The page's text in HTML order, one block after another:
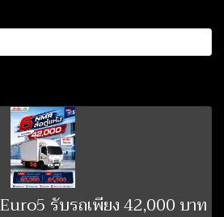
รับรถเพียง 42,000 บาท